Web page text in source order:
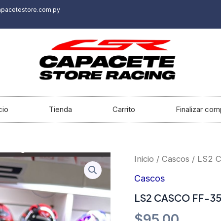
Tienda Carrito Finalizar
Inicio / Cascos / LS2
Cascos
LS2 CASCO FF-